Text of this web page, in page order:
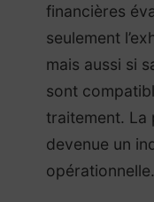
financières
seulement
mais aussi si
sont
traitement. La
devenue un
opérationnelle.